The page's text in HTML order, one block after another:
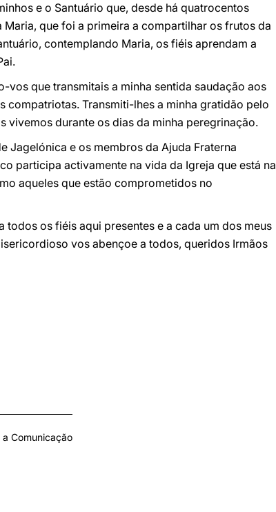
e o Santuário que, desde há quatrocentos
que foi a primeira a compartilhar os frutos da
contemplando Maria, os fiéis aprendam a
que transmitais a minha sentida saudação aos
Transmiti-lhes a minha gratidão pelo
vivemos durante os dias da minha peregrinação.
Jagelónica e os membros da Ajuda Fraterna
participa activamente na vida da Igreja que está na
aqueles que estão comprometidos no
os fiéis aqui presentes e a cada um dos meus
vos abençoe a todos, queridos Irmãos
Comunicação